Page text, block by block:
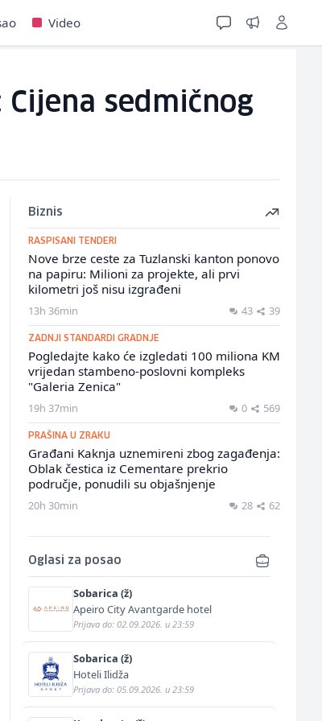
Video
sedmičnog
Biznis
RASPISANI TENDERI
Nove brze ceste za Tuzlanski kanton ponovo
na papiru: Milioni za projekte, ali prvi
kilometri još nisu izgrađeni
13h 36min 43 39
ZADNJI STANDARDI GRADNJE
Pogledajte kako će izgledati 100 miliona KM
vrijedan stambeno-poslovni kompleks
"Galeria Zenica"
19h 37min 0 569
PRAŠINA U ZRAKU
Građani Kaknja uznemireni zbog zagađenja:
Oblak čestica iz Cementare prekrio
područje, ponudili su objašnjenje
20h 30min 28 62
Oglasi za posao
Sobarica (ž)
Apeiro City Avantgarde hotel
Prijava do: 02.09.2026. u 23:59
Sobarica (ž)
Hoteli Ilidža
Prijava do: 05.09.2026. u 23:59